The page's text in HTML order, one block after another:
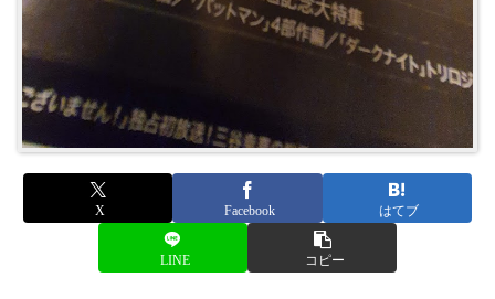
X Facebook はてブ
LINE コピー